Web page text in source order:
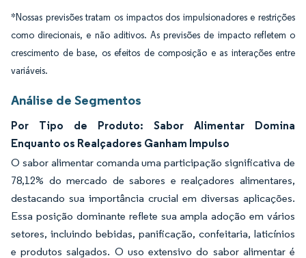
*Nossas previsões tratam os impactos dos impulsionadores e restrições
como direcionais, e não aditivos. As previsões de impacto refletem o
crescimento de base, os efeitos de composição e as interações entre
variáveis.
Análise de Segmentos
Por Tipo de Produto: Sabor Alimentar Domina
Enquanto os Realçadores Ganham Impulso
O sabor alimentar comanda uma participação significativa de
78,12% do mercado de sabores e realçadores alimentares,
destacando sua importância crucial em diversas aplicações.
Essa posição dominante reflete sua ampla adoção em vários
setores, incluindo bebidas, panificação, confeitaria, laticínios
e produtos salgados. O uso extensivo do sabor alimentar é